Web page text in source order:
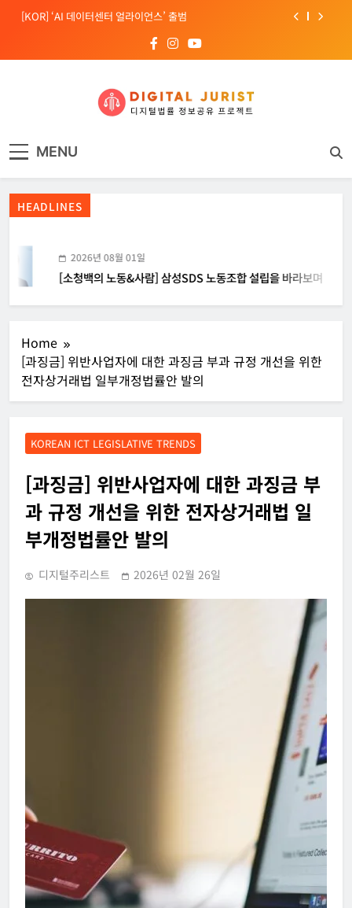
Skip[KOR] ‘AI 데이터센터 얼라이언스’ 출범
[EU] 틱톡의 아동 보호 미흡 관련 예비 조사결과 발표
[Russia] 텔레그램 설립자 파벨 두로프 기소
[KOR] ‘AI 데이터센터 얼라이언스’ 출범
[EU] 틱톡의 아동 보호 미흡 관련 예비 조사결과 발표
MENU
HEADLINES
2026년 08월 01일
[소청백의 노동&사람] 삼성SDS 노동조합 설립을 바라보며
Home
[과징금] 위반사업자에 대한 과징금 부과 규정 개선을 위한
전자상거래법 일부개정법률안 발의
KOREAN ICT LEGISLATIVE TRENDS
[과징금] 위반사업자에 대한 과징금 부
과 규정 개선을 위한 전자상거래법 일
부개정법률안 발의
디지털주리스트 2026년 02월 26일